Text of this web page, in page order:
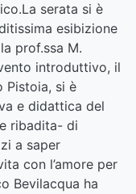
serata si è
esibizione
prof.ssa M.
introduttivo, il
Pistoia, si è
e didattica del
ribadita- di
a saper
con l’amore per
Bevilacqua ha